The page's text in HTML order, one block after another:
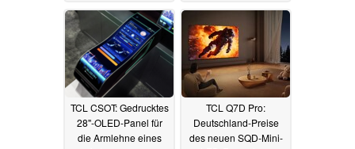
TCL CSOT: Gedrucktes
28"-OLED-Panel für
die Armlehne eines
TCL Q7D Pro:
Deutschland-Preise
des neuen SQD-Mini-